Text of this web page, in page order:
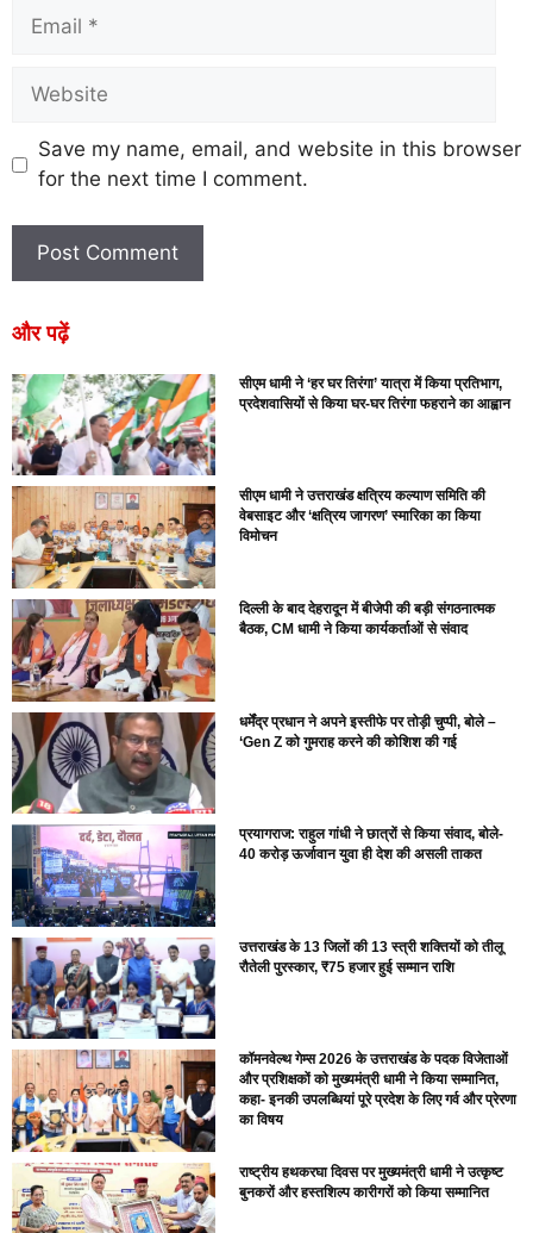
Save my name, email, and website in this browser
for the next time I comment.
और पढ़ें
सीएम धामी ने ‘हर घर तिरंगा’ यात्रा में किया प्रतिभाग,
प्रदेशवासियों से किया घर-घर तिरंगा फहराने का आह्वान
सीएम धामी ने उत्तराखंड क्षत्रिय कल्याण समिति की
वेबसाइट और ‘क्षत्रिय जागरण’ स्मारिका का किया
विमोचन
दिल्ली के बाद देहरादून में बीजेपी की बड़ी संगठनात्मक
बैठक, CM धामी ने किया कार्यकर्ताओं से संवाद
धर्मेंद्र प्रधान ने अपने इस्तीफे पर तोड़ी चुप्पी, बोले –
‘Gen Z को गुमराह करने की कोशिश की गई
प्रयागराज: राहुल गांधी ने छात्रों से किया संवाद, बोले-
40 करोड़ ऊर्जावान युवा ही देश की असली ताकत
उत्तराखंड के 13 जिलों की 13 स्त्री शक्तियों को तीलू
रौतेली पुरस्कार, ₹75 हजार हुई सम्मान राशि
कॉमनवेल्थ गेम्स 2026 के उत्तराखंड के पदक विजेताओं
और प्रशिक्षकों को मुख्यमंत्री धामी ने किया सम्मानित,
कहा- इनकी उपलब्धियां पूरे प्रदेश के लिए गर्व और प्रेरणा
का विषय
राष्ट्रीय हथकरघा दिवस पर मुख्यमंत्री धामी ने उत्कृष्ट
बुनकरों और हस्तशिल्प कारीगरों को किया सम्मानित